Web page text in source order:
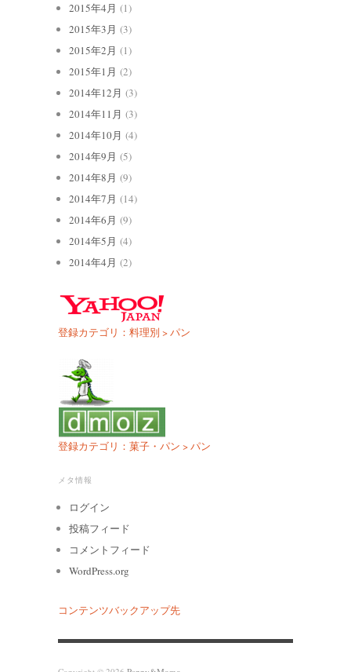
2015年4月 (1)
2015年3月 (3)
2015年2月 (1)
2015年1月 (2)
2014年12月 (3)
2014年11月 (3)
2014年10月 (4)
2014年9月 (5)
2014年8月 (9)
2014年7月 (14)
2014年6月 (9)
2014年5月 (4)
2014年4月 (2)
登録カテゴリ：料理別 > パン
登録カテゴリ：菓子・パン > パン
メタ情報
ログイン
投稿フィード
コメントフィード
WordPress.org
コンテンツバックアップ先